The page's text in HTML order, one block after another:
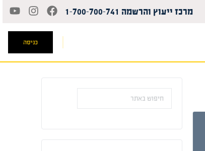
מרכז ייעוץ והרשמה 1-700-700-741
כניסה